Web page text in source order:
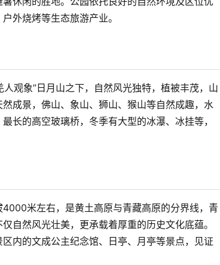
外烧烤等生态旅游产业。
观象”日月山之下，自然风光独特，植被丰茂，山
成景，佛山、象山、狮山、猴山等自然成趣，水
长的高空玻璃桥，冬季有大型的冰瀑、冰挂等，
米左右，是黄土高原与青藏高原的分界线，青
自然风光壮美，更承载着厚重的历史文化底蕴。
内的文成公主纪念馆、日亭、月亭等景点，见证